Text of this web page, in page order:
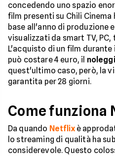
concedendo uno spazio
film presenti su Chili Cinema
base all'anno di produzione
visualizzati da smart TV, PC,
L'acquisto di un film
può costare 4 euro, il
quest'ultimo caso, però, la
garantita per 28 giorni.
Come funziona
Da quando Netflixè
lo streaming di qualità ha
considerevole. Questo